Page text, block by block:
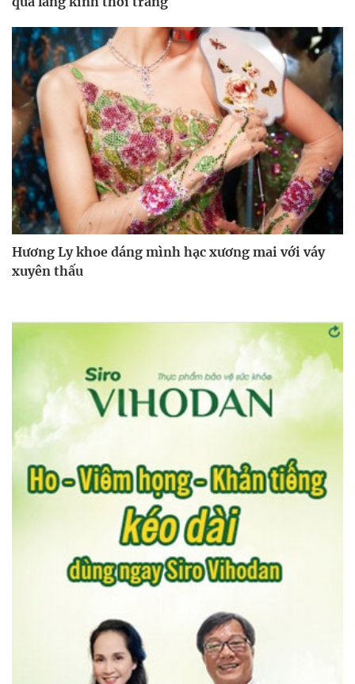
Hương Ly khoe dáng mình hạc xương mai với váy
xuyên thấu